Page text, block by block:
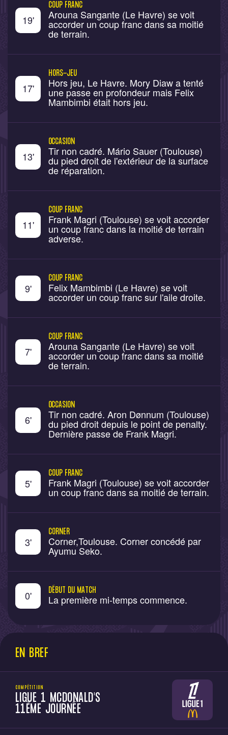
19'
COUP FRANC
Arouna Sangante (Le Havre) se voit
accorder un coup franc dans sa moitié
de terrain.
17'
HORS-JEU
Hors jeu, Le Havre. Mory Diaw a tenté
une passe en profondeur mais Felix
Mambimbi était hors jeu.
13'
OCCASION
Tir non cadré. Mário Sauer (Toulouse)
du pied droit de l'extérieur de la surface
de réparation.
11'
COUP FRANC
Frank Magri (Toulouse) se voit accorder
un coup franc dans la moitié de terrain
adverse.
9'
COUP FRANC
Felix Mambimbi (Le Havre) se voit
accorder un coup franc sur l'aile droite.
7'
COUP FRANC
Arouna Sangante (Le Havre) se voit
accorder un coup franc dans sa moitié
de terrain.
6'
OCCASION
Tir non cadré. Aron Dønnum (Toulouse)
du pied droit depuis le point de penalty.
Dernière passe de Frank Magri.
5'
COUP FRANC
Frank Magri (Toulouse) se voit accorder
un coup franc dans sa moitié de terrain.
3'
CORNER
Corner,Toulouse. Corner concédé par
Ayumu Seko.
0' DÉBUT DU MATCH
La première mi-temps commence.
EN BREF
COMPÉTITION
LIGUE 1 MCDONALD'S
11ÈME JOURNÉE